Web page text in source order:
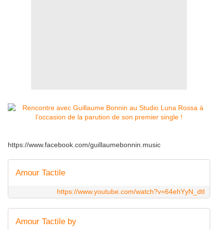
https://www.facebook.com/guillaumebonnin.music
Amour Tactile
https://www.youtube.com/watch?v=64ehYyN_dtI
Amour Tactile by